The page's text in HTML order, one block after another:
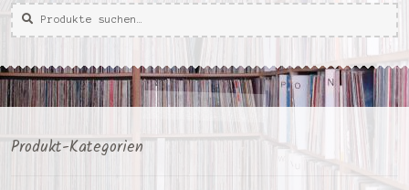
Suche
nach:
Suche
Produkt-Kategorien